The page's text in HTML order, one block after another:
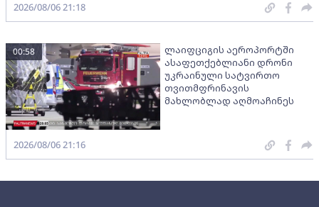
2026/08/06 21:18
ლაიფციგის აეროპორტში
ასაფეთქებლიანი დრონი
უკრაინული სატვირთო
თვითმფრინავის
მახლობლად აღმოაჩინეს
00:58
2026/08/06 21:16